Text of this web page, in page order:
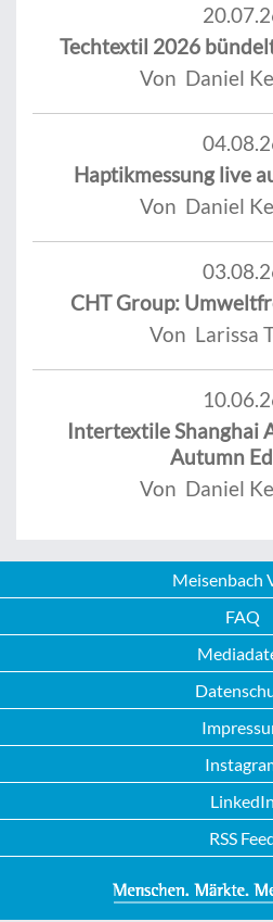
Techtextil 2026
Von Daniel
Haptikmessung live
Von Daniel
CHT Group:
Von Larissa
Intertextile Shanghai
Autumn
Von Daniel
Meisenbach
FAQ
LinkedIn
RSS